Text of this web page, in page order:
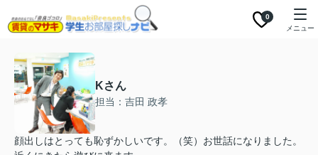
0
メニュー
Kさん
担当：吉田 政孝
顔出しはとっても恥ずかしいです。（笑）お世話になりました。